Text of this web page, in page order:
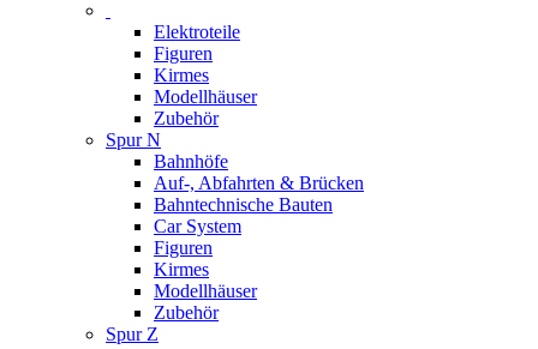
Elektroteile
Figuren
Kirmes
Modellhäuser
Zubehör
Spur N
Bahnhöfe
Auf-, Abfahrten & Brücken
Bahntechnische Bauten
Car System
Figuren
Kirmes
Modellhäuser
Zubehör
Spur Z